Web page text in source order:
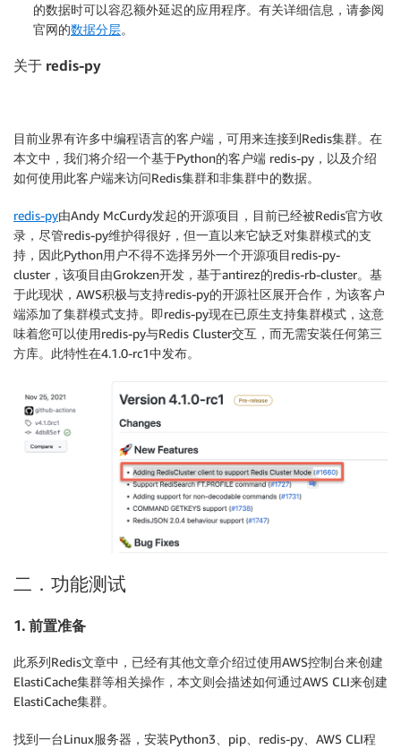
的数据时可以容忍额外延迟的应用程序。有关详细信息，请参阅
官网的数据分层。
关于 redis-py
目前业界有许多中编程语言的客户端，可用来连接到Redis集群。在
本文中，我们将介绍一个基于Python的客户端 redis-py，以及介绍
如何使用此客户端来访问Redis集群和非集群中的数据。
redis-py由Andy McCurdy发起的开源项目，目前已经被Redis官方收
录，尽管redis-py维护得很好，但一直以来它缺乏对集群模式的支
持，因此Python用户不得不选择另外一个开源项目redis-py-
cluster，该项目由Grokzen开发，基于antirez的redis-rb-cluster。基
于此现状，AWS积极与支持redis-py的开源社区展开合作，为该客户
端添加了集群模式支持。即redis-py现在已原生支持集群模式，这意
味着您可以使用redis-py与Redis Cluster交互，而无需安装任何第三
方库。此特性在4.1.0-rc1中发布。
二．功能测试
1. 前置准备
此系列Redis文章中，已经有其他文章介绍过使用AWS控制台来创建
ElastiCache集群等相关操作，本文则会描述如何通过AWS CLI来创建
ElastiCache集群。
找到一台Linux服务器，安装Python3、pip、redis-py、AWS CLI程